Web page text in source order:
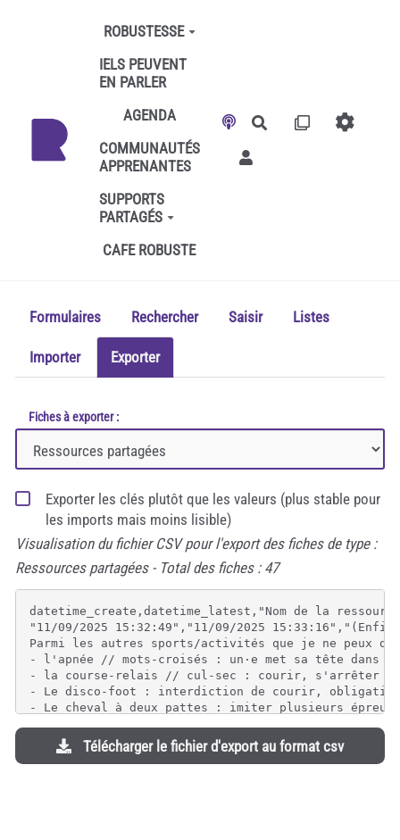
Aller au contenu principal
ROBUSTESSE
IELS PEUVENT
EN PARLER
AGENDA
COMMUNAUTÉS
APPRENANTES
SUPPORTS
PARTAGÉS
CAFE ROBUSTE
Rechercher
Formulaires Rechercher Saisir Listes
Importer Exporter
Fiches à exporter :
Exporter les clés plutôt que les valeurs (plus stable pour
les imports mais moins lisible)
Visualisation du fichier CSV pour l'export des fiches de type :
Ressources partagées - Total des fiches : 47
datetime_create,datetime_latest,"Nom de la ressource *","Site web","Type de ressource *",Description,Auteur,"Image de présentation (facultatif)",Documents
"11/09/2025 15:32:49","11/09/2025 15:33:16","(Enfin) découvrir le chess boxing",https://www.youtube.com/watch?v=kK5TQSKmS3o,Vidéo,"Pour celles et ceux qui n'avaient pas encore la chance de connaître, voici un résumé de championnat du monde de Chess-boxing (4 minutes d'échecs puis 3 minutes de boxe, jusqu'à un KO ou un échec et mat).
Parmi les autres sports/activités que je ne peux que vivement conseiller :
- l'apnée // mots-croisés : un·e met sa tête dans l'eau, pendant ce temps, l'autre remplit une grille autant que possible. Plusieurs rounds possibles.
- la course-relais // cul-sec : courir, s'arrêter à un lieu pour boire/manger vite qqch (mégaroulette, biscuits TUC ou chocoprince, bière,...) quand la bouche est vide; on peut recommencer à courir.
- Le disco-foot : interdiction de courir, obligation de danser durant tout le match
- Le cheval à deux pattes : imiter plusieurs épreuves d'équitation, seul, sur ses deux pattes, avec un balai qui fait office de cheval.","Thomas Pissenlit",,
"13/09/2025 18:00:58","13/09/2025 18:00:58","Adapter la sécurité sociale belge au déréglement climatique / étude",https://socialsecurity.belgium.be/sites/default/files/content/docs/fr/publications/rbss/65/rbss-65-2-008-face-au-changement-climatique.pdf,"""Article scientifique""",,,,
"19/12/2024 10:57:10","19/12/2024 10:57:10","Agrémenter des balades nature avec des activités d'ERe",https://pimp-ta-balade.be,Autre,,"CRIE de Mouscron",,
"19/12/2024 10:55:09","19/12/2024 10:55:09","Albert Moukheiber : “le cerveau est instrumentalisé à des fins idéologiques ou mercantiles”",https://bonpote.com/albert-moukheiber-le-cerveau-est-instrumentalise-a-des-fins-ideologiques-ou-mercantiles/,Vidéo,,,,
"19/12/2024 12:18:16","19/12/2024 12:18:16",Archipel,,Autre,"Analyse, témoignage, sémantique autour de la notion",Laurent,,https://larobustesse.org/files/ArchipeL_fichierfichier_ArchipelOLJHOrganisationenArchipelv1.3211020a_20241219121816_20241219121816.pdf_
"16/09/2025 11:10:58","16/09/2025 11:10:58","Carte des pensées écologiques"," https://bonpote.com/la-carte-des-pensees-ecologiques/",Illustration,"Carte qui a l’ambition de représenter dans toute leurs pluralités les pensées de l’écologie politique en montrant les liens entre ses principaux courants, penseurs et penseuses, luttes et organisations.

L’objectif premier est de montrer que l’écologie est un champ de bataille, un terrain où s’affrontent des idées. En conséquence figurent sur cette carte des « écoles » pauvres en apports théoriques mais riches en capitaux et en relais d’influence. Comme toute cartographie également, elle fige des positions par nature dynamiques, des espaces mouvants, et impose une vision qui lui est propre.

Cette citation d’André Gorz résume bien la situation :

    “Si tu pars de l’impératif écologique, tu peux aussi bien arriver à un anticapitalisme radical qu’à un pétainisme vert, à un écofascisme ou à un communautarisme naturaliste”. 
    
    
    ... Une place pour Olivier Hamant sur cette carte? Et où? :-)","Conception éditoriale : Philippe Vion-Dury, Clément Quintard et Thomas Wagner Conception graphique : Marine Benz,
Télécharger le fichier d'export au format csv